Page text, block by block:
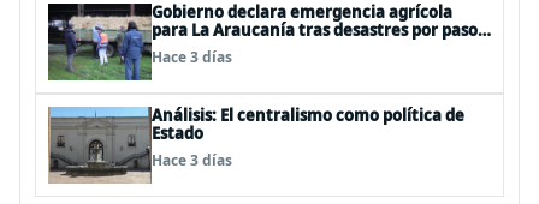
Gobierno declara emergencia agrícola
para La Araucanía tras desastres por pasos
de sistemas frontales
Hace 3 días
Análisis: El centralismo como política de
Estado
Hace 3 días